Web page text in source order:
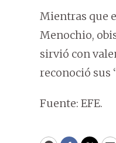
Mientras que
Menochio,
sirvió con
reconoció sus
Fuente: EFE.